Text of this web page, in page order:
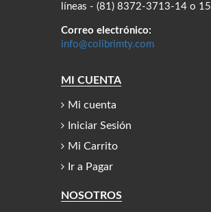
líneas - (81) 8372-3713-14 o 15
Correo electrónico:
info@colibrimty.com
MI CUENTA
Mi cuenta
Iniciar Sesión
Mi Carrito
Ir a Pagar
NOSOTROS